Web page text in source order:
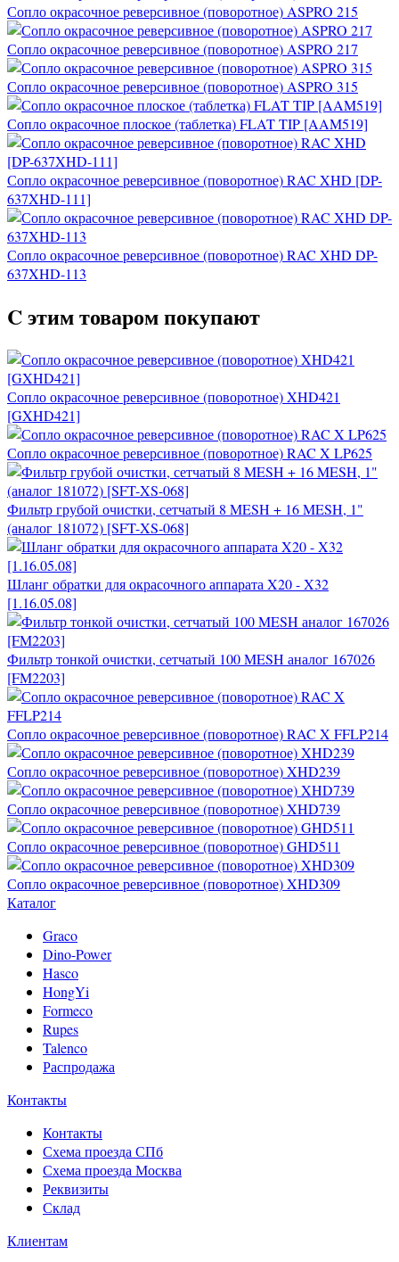
Сопло окрасочное реверсивное (поворотное) ASPRO 215
Сопло окрасочное реверсивное (поворотное) ASPRO 217
Сопло окрасочное реверсивное (поворотное) ASPRO 315
Сопло окрасочное плоское (таблетка) FLAT TIP [AAM519]
Сопло окрасочное реверсивное (поворотное) RAC XHD [DP-
637XHD-111]
Сопло окрасочное реверсивное (поворотное) RAC XHD DP-
637XHD-113
C этим товаром покупают
Сопло окрасочное реверсивное (поворотное) XHD421
[GXHD421]
Сопло окрасочное реверсивное (поворотное) RAC X LP625
Фильтр грубой очистки, сетчатый 8 MESH + 16 MESH, 1"
(аналог 181072) [SFT-XS-068]
Шланг обратки для окрасочного аппарата X20 - X32
[1.16.05.08]
Фильтр тонкой очистки, сетчатый 100 MESH аналог 167026
[FM2203]
Сопло окрасочное реверсивное (поворотное) RAC X FFLP214
Сопло окрасочное реверсивное (поворотное) XHD239
Сопло окрасочное реверсивное (поворотное) XHD739
Сопло окрасочное реверсивное (поворотное) GHD511
Сопло окрасочное реверсивное (поворотное) XHD309
Каталог
Graco
Dino-Power
Hasco
HongYi
Formeco
Rupes
Talenco
Распродажа
Контакты
Контакты
Схема проезда СПб
Схема проезда Москва
Реквизиты
Склад
Клиентам